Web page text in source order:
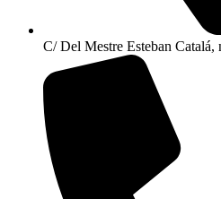
C/ Del Mestre Esteban Catalá,